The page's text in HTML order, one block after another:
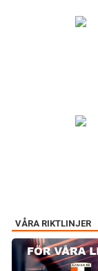
VÅRA RIKTLINJER